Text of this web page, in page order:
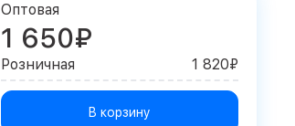
Оптовая
1 650₽
Розничная 1 820₽
В корзину